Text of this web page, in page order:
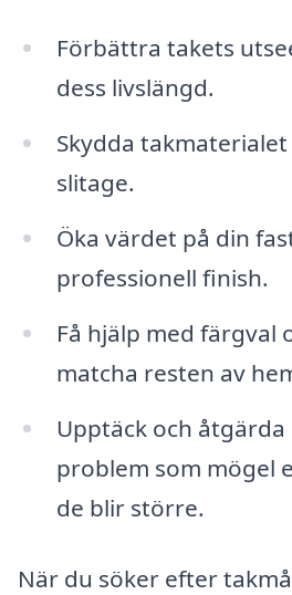
Förbättra takets
dess livslängd.
Skydda
slitage.
Öka värdet på din
professionell finish.
Få hjälp med färgval
matcha resten av
Upptäck och åtgärda
problem som mögel
de blir större.
När du söker efter